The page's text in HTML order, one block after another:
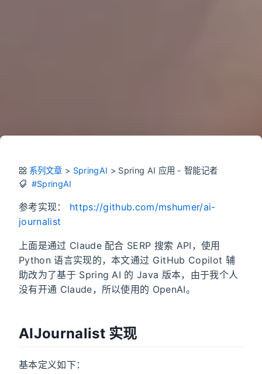
系列文章 > SpringAI > Spring AI 应用 - 智能记者
#SpringAI
参考实现： https://github.com/mshumer/ai-
journalist
上面是通过 Claude 配合 SERP 搜索 API，使用
Python 语言实现的，本文通过 GitHub Copilot 辅
助改为了基于 Spring AI 的 Java 版本，由于我个人
没有开通 Claude，所以使用的 OpenAI。
AIJournalist 实现
基本定义如下：